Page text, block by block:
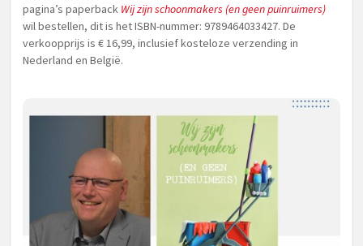
pagina’s paperback Wij zijn schoonmakers (en geen puinruimers)
wil bestellen, dit is het ISBN-nummer: 9789464033427. De
verkoopprijs is € 16,99, inclusief kosteloze verzending in
Nederland en België.